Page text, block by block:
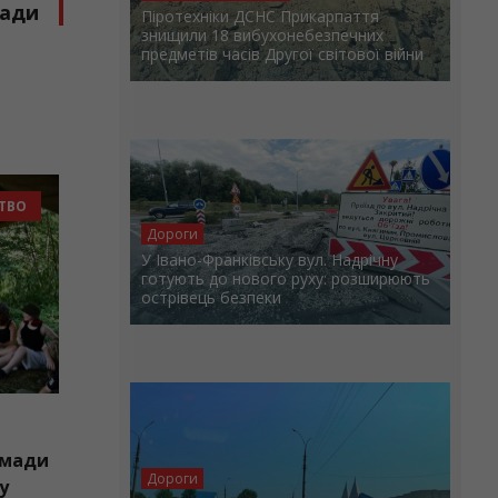
ГРОМАД СУСПІЛЬСТВО
Бурштинської громади
у вишкільному
Піротехніки ДСНС Прикарпаття
знищили 18 вибухонебезпечних
предметів часів Другої світової війни
Дороги
У Івано-Франківську вул. Надрічну
готують до нового руху: розширюють
острівець безпеки
Дороги